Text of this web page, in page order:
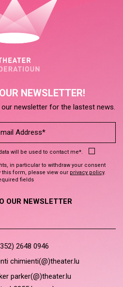
NEWSLETTER!
newsletter for the lastest news.
will be used to contact me*.
in particular to withdraw your consent
form, please view our privacy policy.
fields
OUR NEWSLETTER
2648 0946
chimienti(@)theater.lu
parker(@)theater.lu